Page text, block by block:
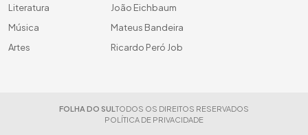
Literatura
Música
Artes
João Eichbaum
Mateus Bandeira
Ricardo Peró Job
FOLHA DO SUL TODOS OS DIREITOS RESERVADOS
POLÍTICA DE PRIVACIDADE